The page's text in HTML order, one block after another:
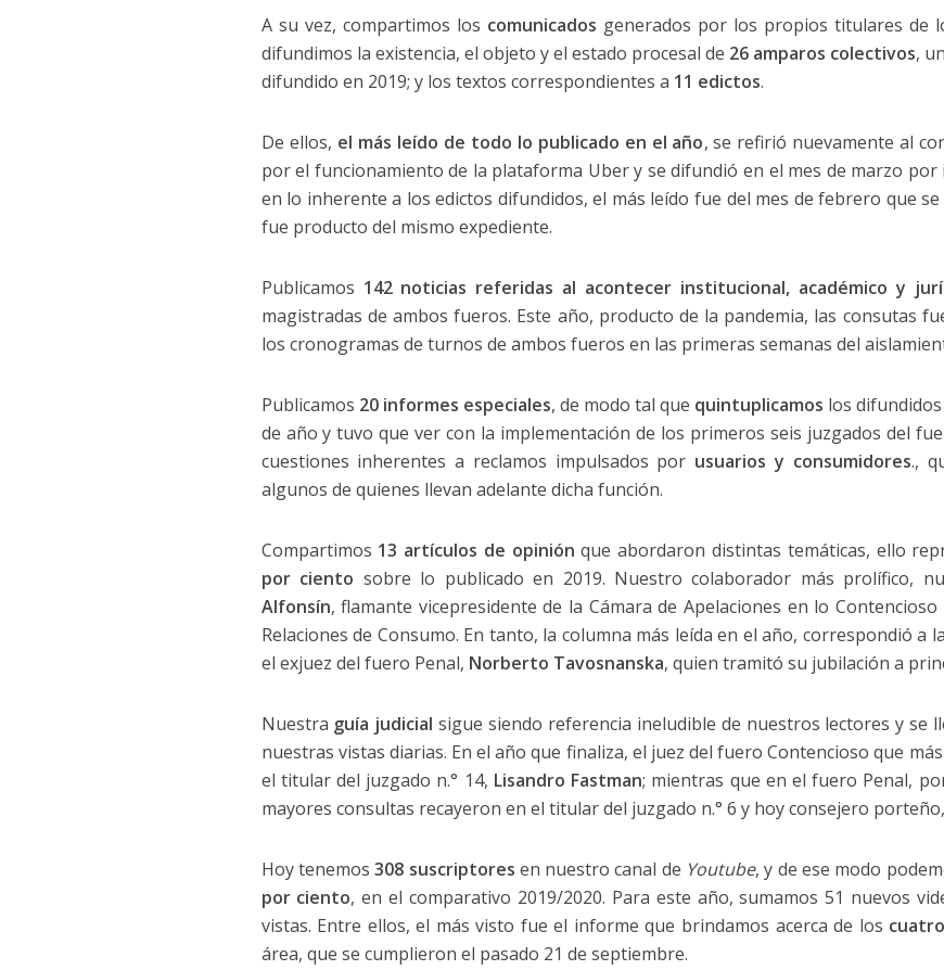
A su vez, compartimos los comunicados generados por los propios titulares de
difundimos la existencia, el objeto y el estado procesal de 26 amparos colectivos,
difundido en 2019; y los textos correspondientes a 11 edictos.
De ellos, el más leído de todo lo publicado en el año, se refirió nuevamente al
por el funcionamiento de la plataforma Uber y se difundió en el mes de marzo por
en lo inherente a los edictos difundidos, el más leído fue del mes de febrero que
fue producto del mismo expediente.
Publicamos 142 noticias referidas al acontecer institucional, académico y
magistradas de ambos fueros. Este año, producto de la pandemia, las consutas
los cronogramas de turnos de ambos fueros en las primeras semanas del
Publicamos 20 informes especiales, de modo tal que quintuplicamos los
de año y tuvo que ver con la implementación de los primeros seis juzgados del
cuestiones inherentes a reclamos impulsados por usuarios y consumidores.,
algunos de quienes llevan adelante dicha función.
Compartimos 13 artículos de opinión que abordaron distintas temáticas, ello
por ciento sobre lo publicado en 2019. Nuestro colaborador más prolífico,
Alfonsín, flamante vicepresidente de la Cámara de Apelaciones en lo
Relaciones de Consumo. En tanto, la columna más leída en el año, correspondió a
el exjuez del fuero Penal, Norberto Tavosnanska, quien tramitó su jubilación a
Nuestra guía judicial sigue siendo referencia ineludible de nuestros lectores y se
nuestras vistas diarias. En el año que finaliza, el juez del fuero Contencioso que
el titular del juzgado n.° 14, Lisandro Fastman; mientras que en el fuero Penal,
mayores consultas recayeron en el titular del juzgado n.° 6 y hoy consejero porteño,
Hoy tenemos308 suscriptores en nuestro canal de Youtube, y de ese modo
por ciento, en el comparativo 2019/2020. Para este año, sumamos 51 nuevos
vistas. Entre ellos, el más visto fue el informe que brindamos acerca de los
área, que se cumplieron el pasado 21 de septiembre.